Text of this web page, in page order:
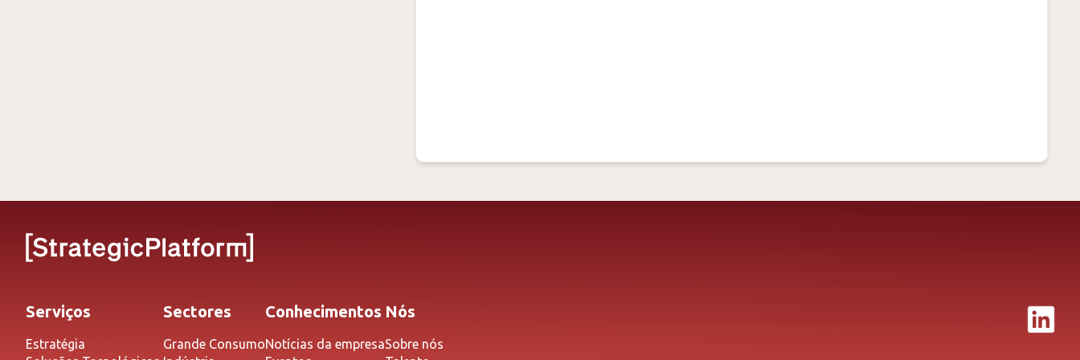
Serviços
Estratégia
Sectores
Grande Consumo
Conhecimentos
Notícias da empresa
Nós
Sobre nós